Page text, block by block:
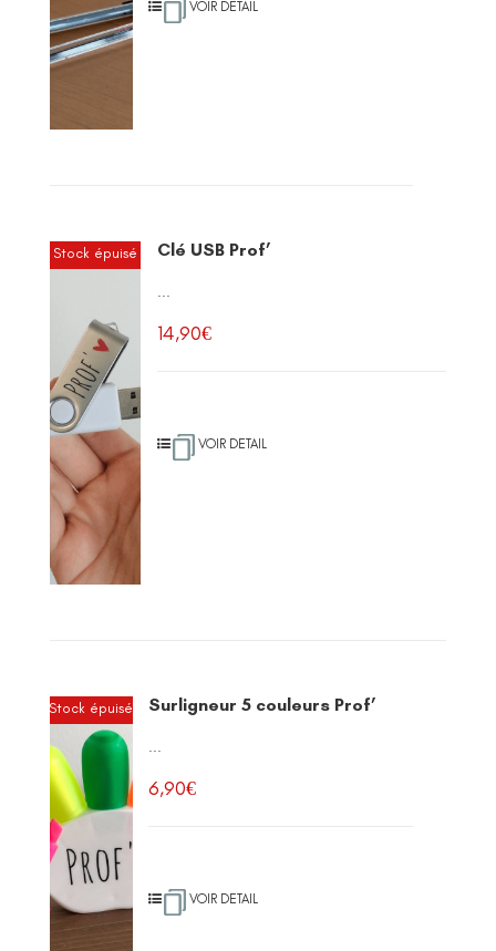
VOIR DETAIL
Stock épuisé Clé USB Prof’
...
14,90€
VOIR DETAIL
Stock épuisé Surligneur 5 couleurs Prof’
...
6,90€
VOIR DETAIL